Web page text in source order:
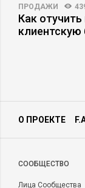
ПРОДАЖИ
Как
клиентскую
О ПРОЕКТЕ
CООБЩЕСТВО
Лица Сообщества